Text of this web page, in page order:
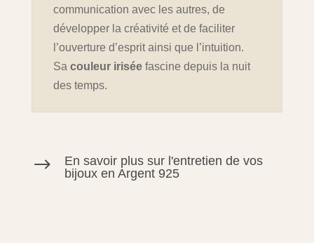
communication avec les autres, de
développer la créativité et de faciliter
l’ouverture d’esprit ainsi que l’intuition.
Sa couleur iriséefascine depuis la nuit
des temps.
$
En savoir plus sur l'entretien de vos
bijoux en Argent 925